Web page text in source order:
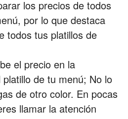
los precios de todos
por lo que destaca
todos tus platillos de
el precio en la
de tu menú; No lo
de otro color. En pocas
llamar la atención